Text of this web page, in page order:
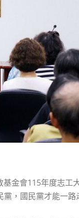
金會115年度志工
，國民黨才能一